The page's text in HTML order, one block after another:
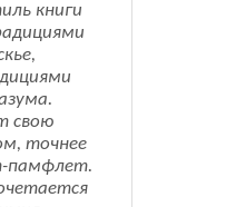
книги
свою
точнее
памфлет.